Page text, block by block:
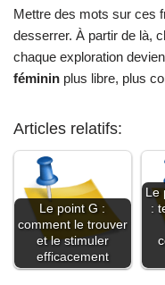
Mettre des mots sur ces
desserrer. À partir de là,
chaque exploration
féminin plus libre, plus
Articles relatifs:
Le point G :
comment le trouver
et le stimuler
efficacement
Le
: